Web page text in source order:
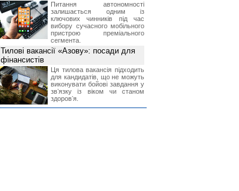
Питання автономності
залишається одним із
ключових чинників під час
вибору сучасного мобільного
пристрою преміального
сегмента.
Тилові вакансії «Азову»: посади для
фінансистів
Ця тилова вакансія підходить
для кандидатів, що не можуть
виконувати бойові завдання у
звʼязку із віком чи станом
здоровʼя.